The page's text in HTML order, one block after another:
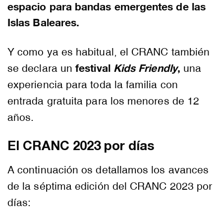
espacio para bandas emergentes de las
Islas Baleares.
Y como ya es habitual, el CRANC también
se declara unfestival Kids Friendly, una
experiencia para toda la familia con
entrada gratuita para los menores de 12
años.
El CRANC 2023 por días
A continuación os detallamos los avances
de la séptima edición del CRANC 2023 por
días: